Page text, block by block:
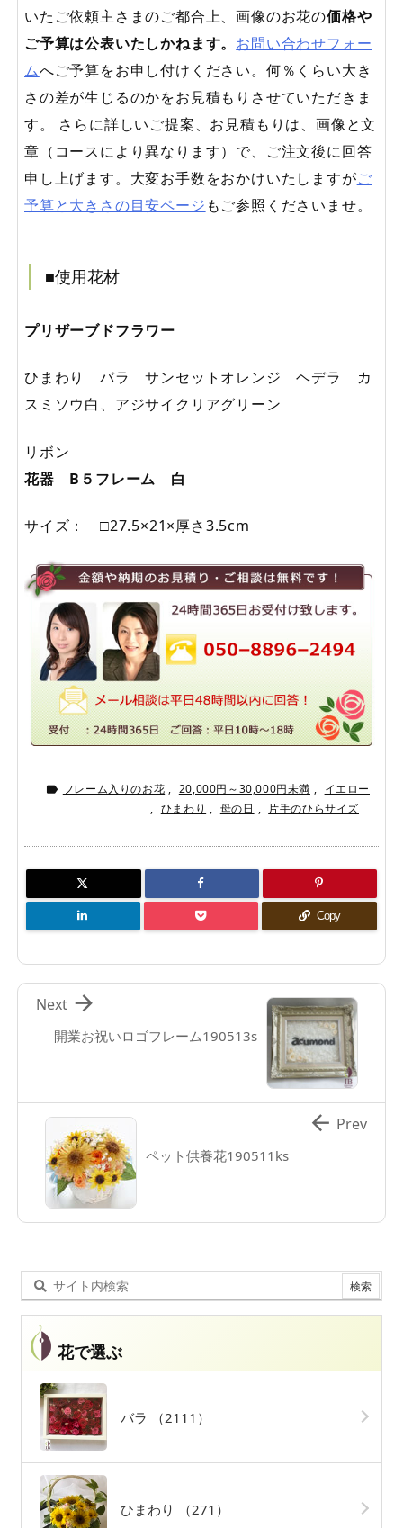
いたご依頼主さまのご都合上、画像のお花の価格や
ご予算は公表いたしかねます。 お問い合わせフォー
ムへご予算をお申し付けください。何％くらい大き
さの差が生じるのかをお見積もりさせていただきま
す。 さらに詳しいご提案、お見積もりは、画像と文
章（コースにより異なります）で、ご注文後に回答
申し上げます。大変お手数をおかけいたしますがご
予算と大きさの目安ページ もご参照くださいませ。
■使用花材
プリザーブドフラワー
ひまわり バラ サンセットオレンジ ヘデラ カ
スミソウ白、アジサイクリアグリーン
リボン
花器 B５フレーム 白
サイズ： □27.5×21×厚さ3.5cm
 フレーム入りのお花 , 20,000円～30,000円未満 , イエロー
, ひまわり , 母の日 , 片手のひらサイズ
Copy
開業お祝いロゴフレーム190513s

Next
ペット供養花190511ks
 Prev
花で選ぶ
バラ （2111）
ひまわり （271）